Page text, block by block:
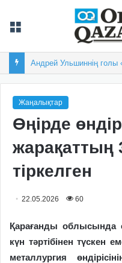
Андрей Ульшиннің голы
Жаңалықтар
Өңірде
жарақаттың
тіркелген
22.05.2026 60
Қарағанды облысында
күн тәртібінен түскен
металлургия